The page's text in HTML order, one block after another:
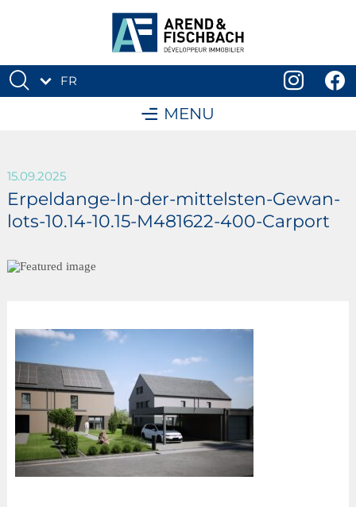
FR
MENU
15.09.2025
Erpeldange-In-der-mittelsten-Gewan-
lots-10.14-10.15-M481622-400-Carport